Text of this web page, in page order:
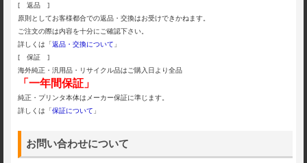
[ 返品 ]
原則としてお客様都合での返品・交換はお受けできかねます。
ご注文の際は内容を十分にご確認下さい。
詳しくは「返品・交換について 」
[ 保証 ]
海外純正・汎用品・リサイクル品はご購入日より全品
「一年間保証」
純正・プリンタ本体はメーカー保証に準じます。
詳しくは「保証について 」
お問い合わせについて